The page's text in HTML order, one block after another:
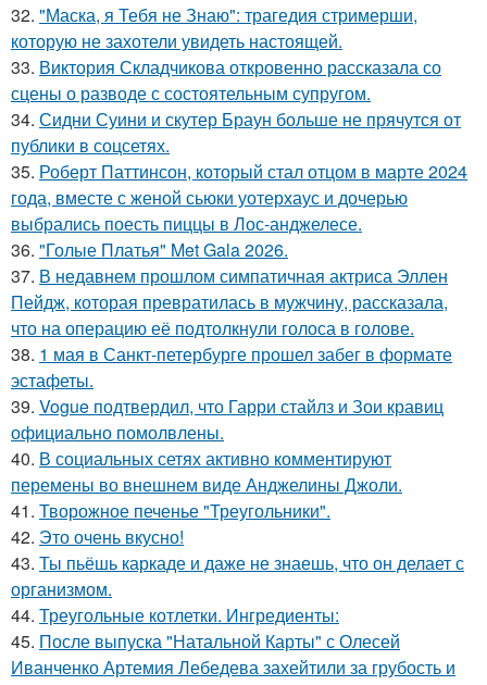
32. "Маска, я Тебя не Знаю": трагедия стримерши,
которую не захотели увидеть настоящей.
33. Виктория Складчикова откровенно рассказала со
сцены о разводе с состоятельным супругом.
34. Сидни Суини и скутер Браун больше не прячутся от
публики в соцсетях.
35. Роберт Паттинсон, который стал отцом в марте 2024
года, вместе с женой сьюки уотерхаус и дочерью
выбрались поесть пиццы в Лос-анджелесе.
36. "Голые Платья" Met Gala 2026.
37. В недавнем прошлом симпатичная актриса Эллен
Пейдж, которая превратилась в мужчину, рассказала,
что на операцию её подтолкнули голоса в голове.
38. 1 мая в Санкт-петербурге прошел забег в формате
эстафеты.
39. Vogue подтвердил, что Гарри стайлз и Зои кравиц
официально помолвлены.
40. В социальных сетях активно комментируют
перемены во внешнем виде Анджелины Джоли.
41. Творожное печенье "Треугольники".
42. Это очень вкусно!
43. Ты пьёшь каркаде и даже не знаешь, что он делает с
организмом.
44. Треугольные котлетки. Ингредиенты:
45. После выпуска "Натальной Карты" с Олесей
Иванченко Артемия Лебедева захейтили за грубость и